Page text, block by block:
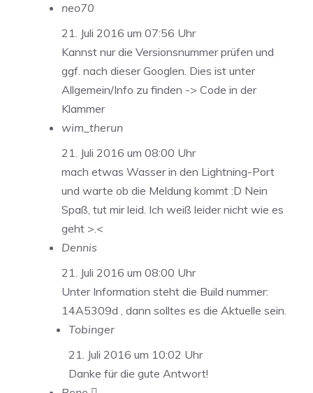
neo70
21. Juli 2016 um 07:56 Uhr
Kannst nur die Versionsnummer prüfen und
ggf. nach dieser Googlen. Dies ist unter
Allgemein/Info zu finden -> Code in der
Klammer
wim_therun
21. Juli 2016 um 08:00 Uhr
mach etwas Wasser in den Lightning-Port
und warte ob die Meldung kommt :D Nein
Spaß, tut mir leid. Ich weiß leider nicht wie es
geht >.<
Dennis
21. Juli 2016 um 08:00 Uhr
Unter Information steht die Build nummer:
14A5309d , dann solltes es die Aktuelle sein.
Tobinger
21. Juli 2016 um 10:02 Uhr
Danke für die gute Antwort!